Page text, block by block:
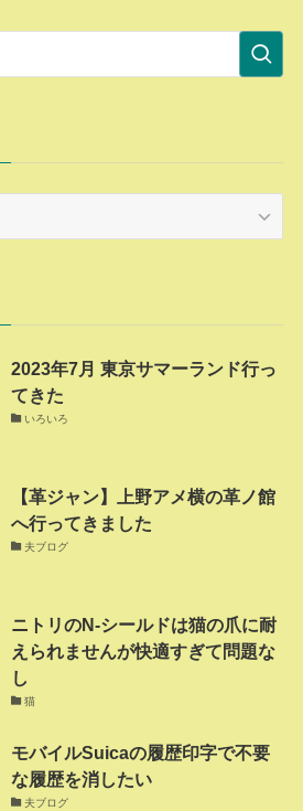
2023年7月 東京サマーランド行っ
てきた
いろいろ
【革ジャン】上野アメ横の革ノ館
へ行ってきました
夫ブログ
ニトリのN-シールドは猫の爪に耐
えられませんが快適すぎて問題な
し
猫
モバイルSuicaの履歴印字で不要
な履歴を消したい
夫ブログ